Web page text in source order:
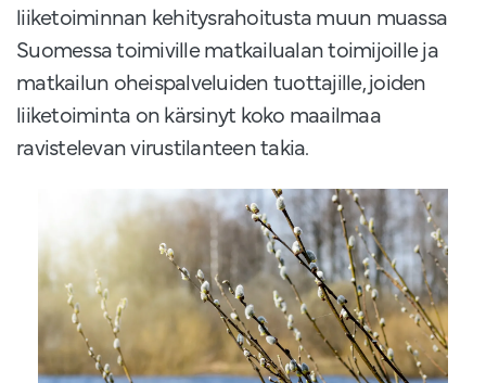
liiketoiminnan kehitysrahoitusta muun muassa
Suomessa toimiville matkailualan toimijoille ja
matkailun oheispalveluiden tuottajille, joiden
liiketoiminta on kärsinyt koko maailmaa
ravistelevan virustilanteen takia.